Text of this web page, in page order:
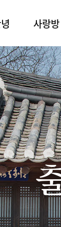
사랑방